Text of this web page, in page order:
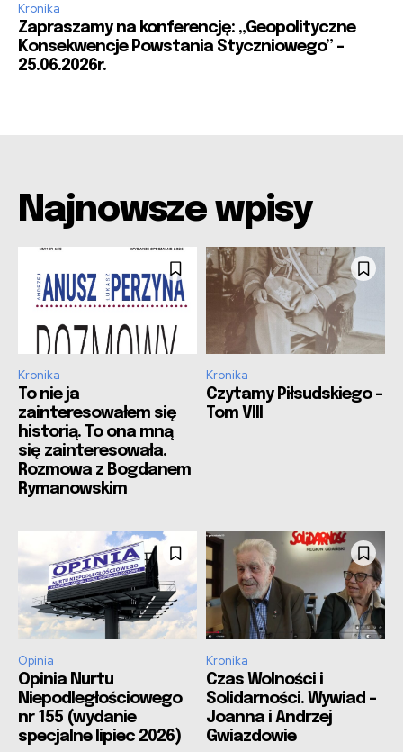
Kronika
Zapraszamy na konferencję: „Geopolityczne
Konsekwencje Powstania Styczniowego” –
25.06.2026r.
Najnowsze wpisy
Kronika
To nie ja
zainteresowałem się
historią. To ona mną
się zainteresowała.
Rozmowa z Bogdanem
Rymanowskim
Kronika
Czytamy Piłsudskiego –
Tom VIII
Opinia
Opinia Nurtu
Niepodległościowego
nr 155 (wydanie
specjalne lipiec 2026)
Kronika
Czas Wolności i
Solidarności. Wywiad –
Joanna i Andrzej
Gwiazdowie